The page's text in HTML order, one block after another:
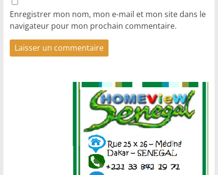
Enregistrer mon nom, mon e-mail et mon site dans le
navigateur pour mon prochain commentaire.